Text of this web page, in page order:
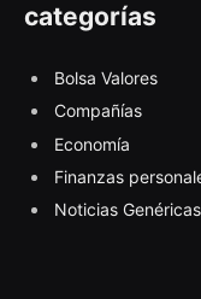
categorías
Bolsa Valores
Compañías
Economía
Finanzas
Noticias Genéricas